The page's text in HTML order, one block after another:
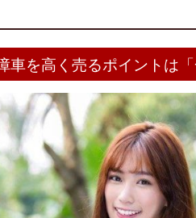
車を高く売るポイントは